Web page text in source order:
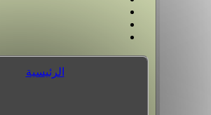
الرئيسية